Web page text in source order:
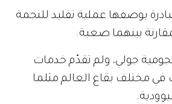
بوصفها عملية تقليد للنجمة
بينهما صعبة.
نجومية جولي، ولم تقدّم خدمات
مختلف بقاع العالم مثلما